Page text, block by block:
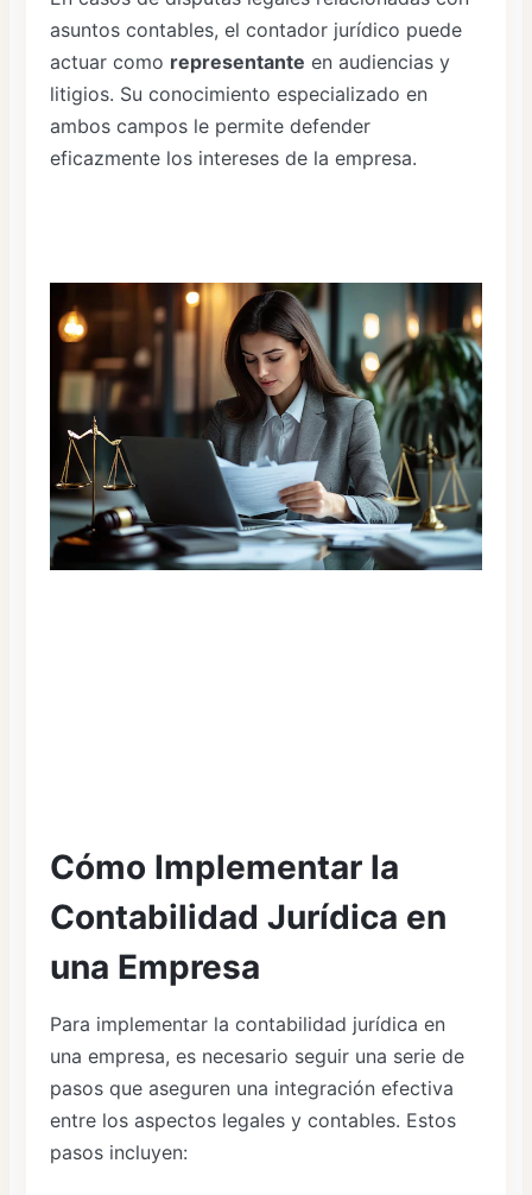
asuntos contables, el contador jurídico puede
actuar como representante en audiencias y
litigios. Su conocimiento especializado en
ambos campos le permite defender
eficazmente los intereses de la empresa.
Cómo Implementar la
Contabilidad Jurídica en
una Empresa
Para implementar la contabilidad jurídica en
una empresa, es necesario seguir una serie de
pasos que aseguren una integración efectiva
entre los aspectos legales y contables. Estos
pasos incluyen: